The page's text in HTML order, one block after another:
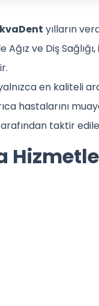
yılların
Ağız ve Diş
en kaliteli
hastalarını
taktir